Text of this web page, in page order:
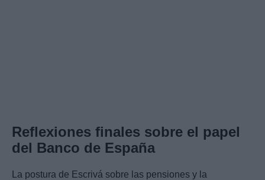
Reflexiones finales sobre el papel
del Banco de España
La postura de Escrivá sobre las pensiones y la